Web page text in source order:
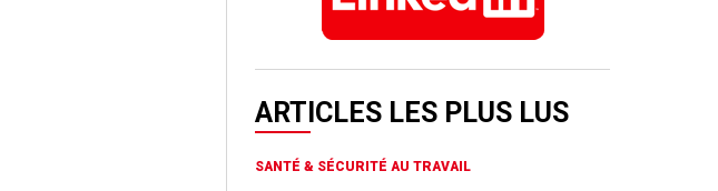
ARTICLES LES PLUS LUS
SANTÉ & SÉCURITÉ AU TRAVAIL